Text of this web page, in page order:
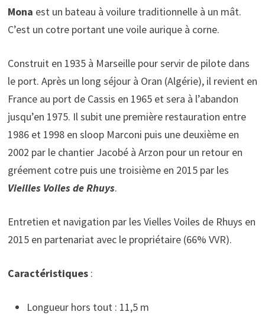
Mona est un bateau à voilure traditionnelle à un mât.
C’est un cotre portant une voile aurique à corne.
Construit en 1935 à Marseille pour servir de pilote dans
le port. Après un long séjour à Oran (Algérie), il revient en
France au port de Cassis en 1965 et sera à l’abandon
jusqu’en 1975. Il subit une première restauration entre
1986 et 1998 en sloop Marconi puis une deuxième en
2002 par le chantier Jacobé à Arzon pour un retour en
gréement cotre puis une troisième en 2015 par les
Vieilles Voiles de Rhuys.
Entretien et navigation par les Vielles Voiles de Rhuys en
2015 en partenariat avec le propriétaire (66% VVR).
Caractéristiques:
Longueur hors tout : 11,5 m